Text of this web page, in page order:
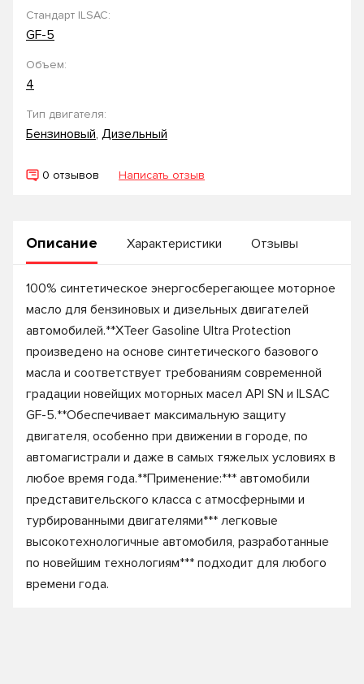
Стандарт ILSAC:
GF-5
Объем:
4
Тип двигателя:
Бензиновый, Дизельный
0 отзывов Написать отзыв
Описание Характеристики Отзывы
100% синтетическое энергосберегающее моторное
масло для бензиновых и дизельных двигателей
автомобилей.**XTeer Gasoline Ultra Protection
произведено на основе синтетического базового
масла и соответствует требованиям современной
градации новейщих моторных масел API SN и ILSAC
GF-5.**Обеспечивает максимальную защиту
двигателя, особенно при движении в городе, по
автомагистрали и даже в самых тяжелых условиях в
любое время года.**Применение:*** автомобили
представительского класса с атмосферными и
турбированными двигателями*** легковые
высокотехнологичные автомобиля, разработанные
по новейшим технологиям*** подходит для любого
времени года.